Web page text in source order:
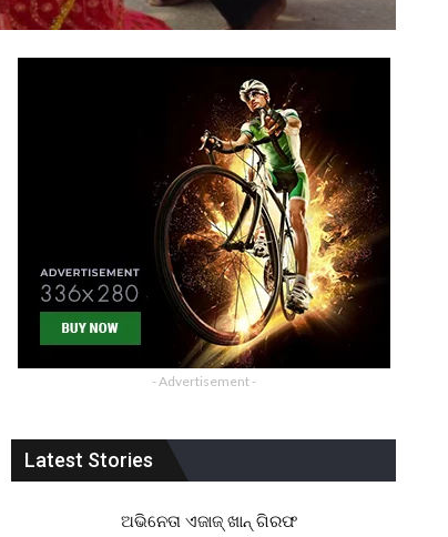
- Advertisement -
Latest Stories
ଅଭିନେତା ଏଜାଜ୍ ଖାନ୍ ଗିରଫ